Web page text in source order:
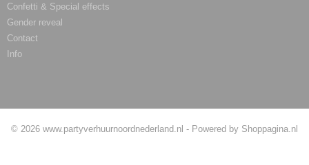
Confetti & Special effects
Gender reveal
Contact
Info
© 2026 www.partyverhuurnoordnederland.nl - Powered by Shoppagina.nl